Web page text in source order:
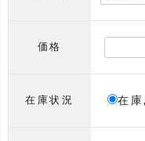
価格
在庫状況 在